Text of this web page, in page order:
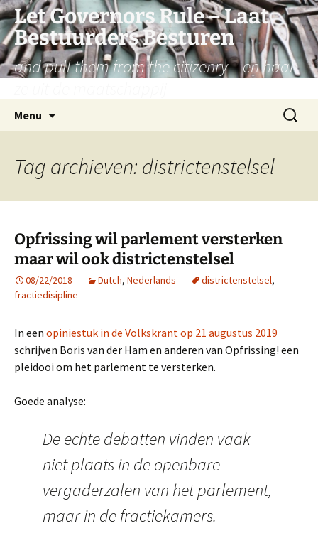
Let Governors Rule – Laat
Bestuurders Besturen
and pull them from the citizenry – en haal
Menu
inhoud
Zoeken
naar:
Tag archieven: districtenstelsel
Opfrissing wil parlement versterken
maar wil ook districtenstelsel
08/22/2018 Dutch, Nederlands districtenstelsel,
fractiedisipline
In een opiniestuk in de Volkskrant op 21 augustus 2019
schrijven Boris van der Ham en anderen van Opfrissing! een
pleidooi om het parlement te versterken.
Goede analyse:
De echte debatten vinden vaak
niet plaats in de openbare
vergaderzalen van het parlement,
maar in de fractiekamers.